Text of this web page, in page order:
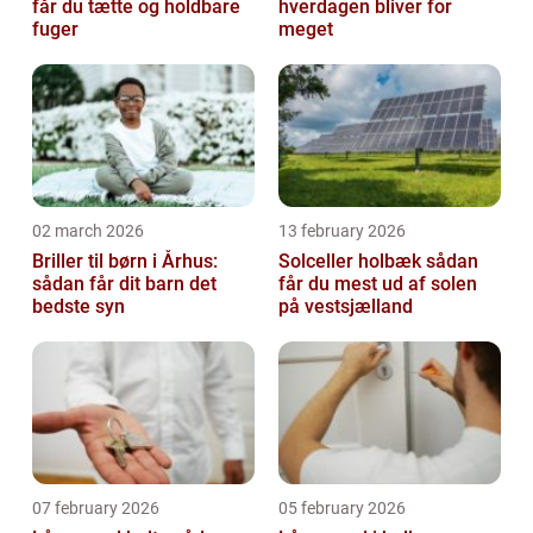
får du tætte og holdbare
fuger
hverdagen bliver for
meget
02 march 2026
Briller til børn i Århus:
sådan får dit barn det
bedste syn
13 february 2026
Solceller holbæk sådan
får du mest ud af solen
på vestsjælland
07 february 2026 05 february 2026